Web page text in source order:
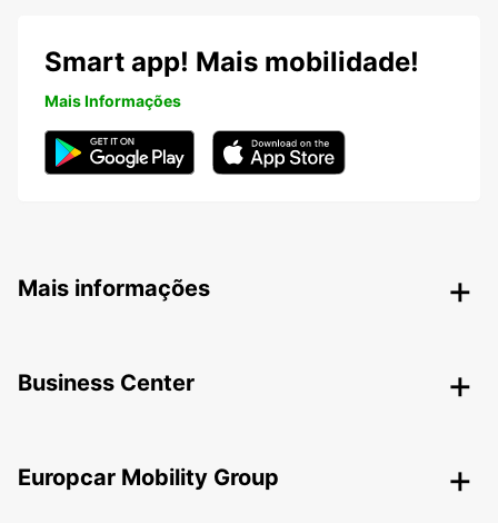
Smart app! Mais mobilidade!
Mais Informações
Mais informações
Business Center
Europcar Mobility Group